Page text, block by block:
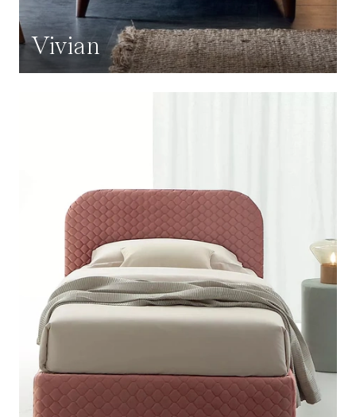
Vivian